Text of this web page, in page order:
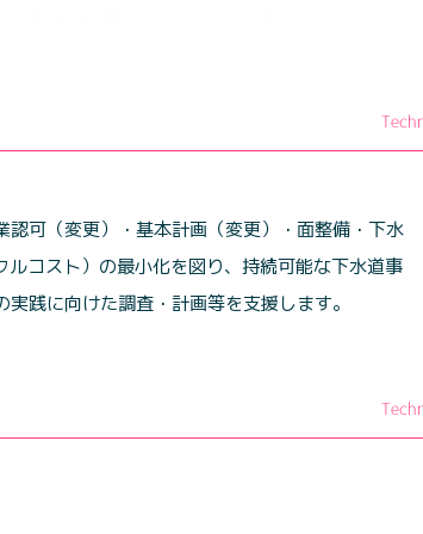
可（変更）・基本計画（変更）・面整備・下水
コスト）の最小化を図り、持続可能な下水道事
践に向けた調査・計画等を支援します。